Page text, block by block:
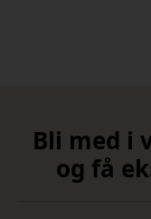
Bli med i
og få